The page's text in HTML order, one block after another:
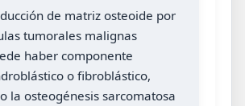
de matriz osteoide por
tumorales malignas
haber componente
o fibroblástico,
la osteogénesis sarcomatosa